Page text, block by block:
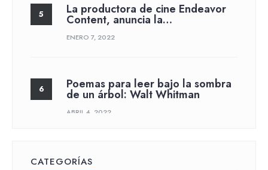
La productora de cine Endeavor
Content, anuncia la…
ENERO 7, 2022
Poemas para leer bajo la sombra
de un árbol: Walt Whitman
ABRIL 4, 2022
CATEGORÍAS